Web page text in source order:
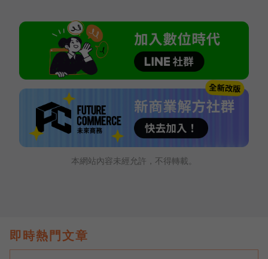
本網站內容未經允許，不得轉載。
即時熱門文章